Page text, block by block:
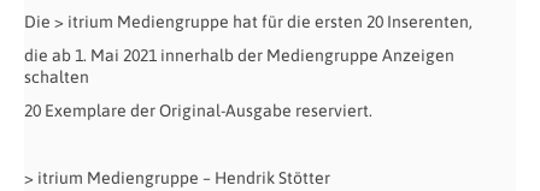
Die > itrium Mediengruppe hat für die ersten 20 Inserenten,
die ab 1. Mai 2021 innerhalb der Mediengruppe Anzeigen
schalten
20 Exemplare der Original-Ausgabe reserviert.
> itrium Mediengruppe – Hendrik Stötter